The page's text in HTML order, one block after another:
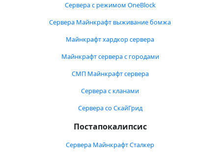
Сервера с режимом OneBlock
Сервера Майнкрафт выживание бомжа
Майнкрафт хардкор сервера
Майнкрафт сервера с городами
СМП Майнкрафт сервера
Сервера с кланами
Сервера со СкайГрид
Постапокалипсис
Сервера Майнкрафт Сталкер